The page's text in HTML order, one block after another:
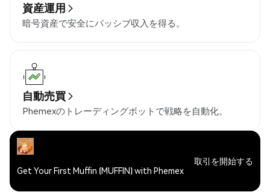
資産運用
暗号資産で安全にパッシブ収入を得る。
自動売買
Phemexのトレーディングボットで戦略を自動化。
Get Your First Muffin (MUFFIN) with Phemex
取引を開始する